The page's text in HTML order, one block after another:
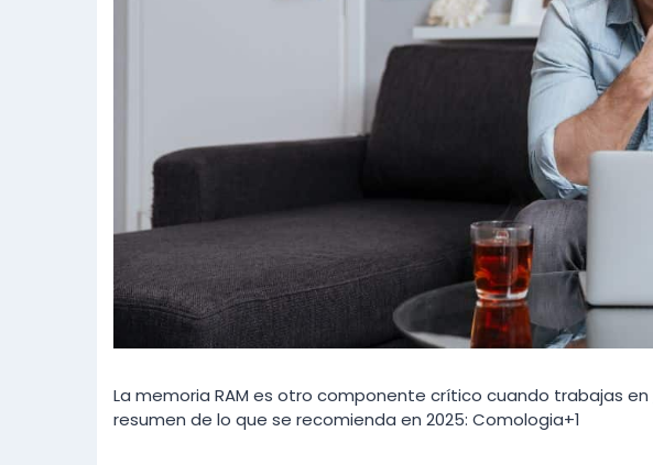
La memoria RAM es otro componente crítico cuando trabajas en
resumen de lo que se recomienda en 2025: Comologia+1